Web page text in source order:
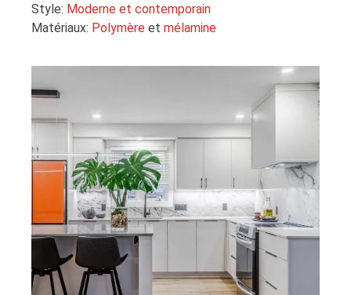
Style: Moderne et contemporain
Matériaux: Polymère et mélamine